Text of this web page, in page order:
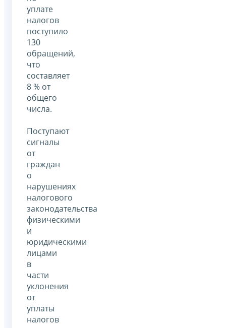
уплате
налогов
поступило
130
обращений,
что
составляет
8 % от
общего
числа.
Поступают
сигналы
от
граждан
о
нарушениях
налогового
законодательства
физическими
и
юридическими
лицами
в
части
уклонения
от
уплаты
налогов